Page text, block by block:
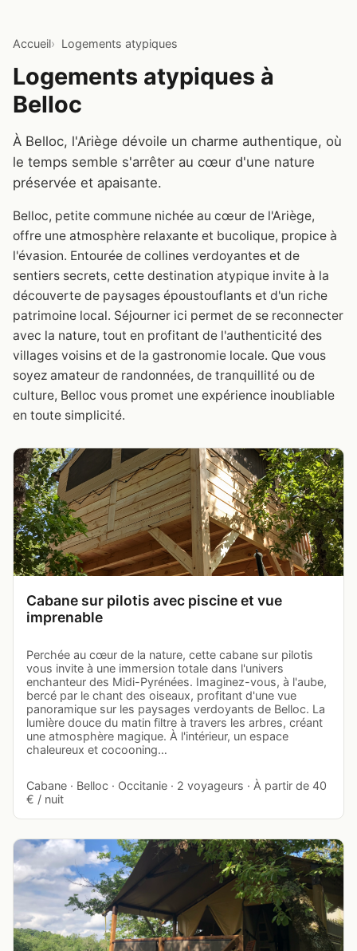
Accueil Logements atypiques
Logements atypiques à
Belloc
À Belloc, l'Ariège dévoile un charme authentique, où
le temps semble s'arrêter au cœur d'une nature
préservée et apaisante.
Belloc, petite commune nichée au cœur de l'Ariège,
offre une atmosphère relaxante et bucolique, propice à
l'évasion. Entourée de collines verdoyantes et de
sentiers secrets, cette destination atypique invite à la
découverte de paysages époustouflants et d'un riche
patrimoine local. Séjourner ici permet de se reconnecter
avec la nature, tout en profitant de l'authenticité des
villages voisins et de la gastronomie locale. Que vous
soyez amateur de randonnées, de tranquillité ou de
culture, Belloc vous promet une expérience inoubliable
en toute simplicité.
Cabane sur pilotis avec piscine et vue
imprenable
Perchée au cœur de la nature, cette cabane sur pilotis
vous invite à une immersion totale dans l'univers
enchanteur des Midi-Pyrénées. Imaginez-vous, à l'aube,
bercé par le chant des oiseaux, profitant d'une vue
panoramique sur les paysages verdoyants de Belloc. La
lumière douce du matin filtre à travers les arbres, créant
une atmosphère magique. À l'intérieur, un espace
chaleureux et cocooning…
Cabane · Belloc · Occitanie · 2 voyageurs · À partir de 40
€ / nuit